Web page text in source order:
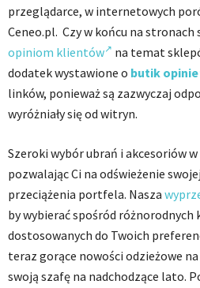
przeglądarce, w internetowych
Ceneo.pl. Czy w końcu na
opiniom klientów
na temat
dodatek wystawione o butik opinie
linków, ponieważ są zazwyczaj
wyróżniały się od witryn.
Szeroki wybór ubrań i akcesoriów
pozwalając Ci na odświeżenie
przeciążenia portfela. Nasza
by wybierać spośród
dostosowanych do Twoich
teraz gorące nowości odzieżowe
swoją szafę na nadchodzące lato.